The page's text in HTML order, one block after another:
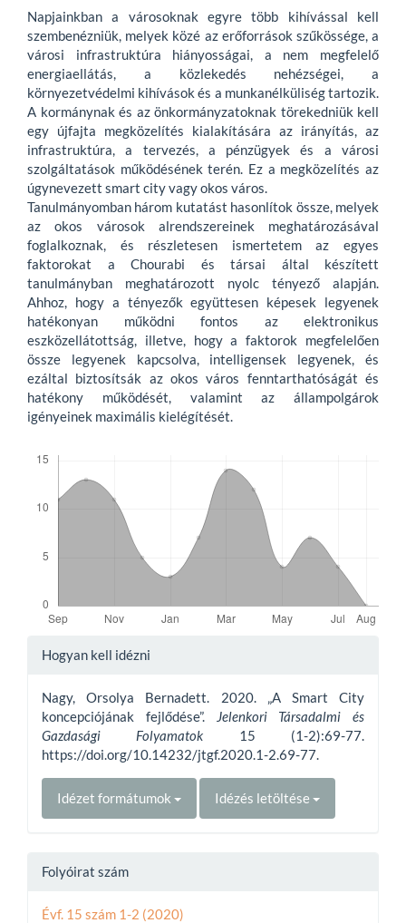
Napjainkban a városoknak egyre több kihívással kell
szembenézniük, melyek közé az erőforrások szűkössége, a
városi infrastruktúra hiányosságai, a nem megfelelő
energiaellátás, a közlekedés nehézségei, a
környezetvédelmi kihívások és a munkanélküliség tartozik.
A kormánynak és az önkormányzatoknak törekedniük kell
egy újfajta megközelítés kialakítására az irányítás, az
infrastruktúra, a tervezés, a pénzügyek és a városi
szolgáltatások működésének terén. Ez a megközelítés az
úgynevezett smart city vagy okos város.
Tanulmányomban három kutatást hasonlítok össze, melyek
az okos városok alrendszereinek meghatározásával
foglalkoznak, és részletesen ismertetem az egyes
faktorokat a Chourabi és társai által készített
tanulmányban meghatározott nyolc tényező alapján.
Ahhoz, hogy a tényezők együttesen képesek legyenek
hatékonyan működni fontos az elektronikus
eszközellátottság, illetve, hogy a faktorok megfelelően
össze legyenek kapcsolva, intelligensek legyenek, és
ezáltal biztosítsák az okos város fenntarthatóságát és
hatékony működését, valamint az állampolgárok
igényeinek maximális kielégítését.
Article
Hogyan kell idézni
Nagy, Orsolya Bernadett. 2020. „A Smart City
koncepciójának fejlődése”.
Jelenkori Társadalmi és
Gazdasági Folyamatok 15 (1-2):69-77.
https://doi.org/10.14232/jtgf.2020.1-2.69-77.
Idézet formátumok Idézés letöltése
Folyóirat szám
Évf. 15 szám 1-2 (2020)